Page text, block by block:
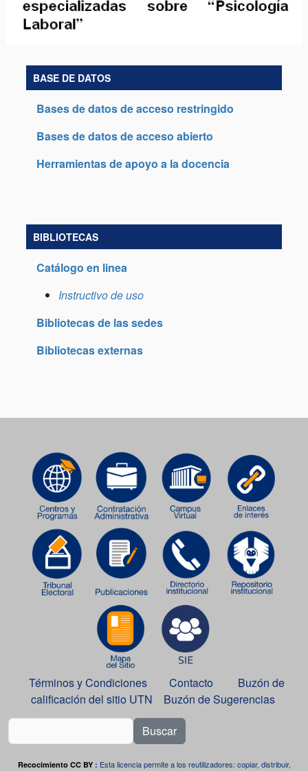
BASE DE DATOS
Bases de datos de acceso restringido
Bases de datos de acceso abierto
Herramientas de apoyo a la docencia
BIBLIOTECAS
Catálogo en linea
Instructivo de uso
Bibliotecas de las sedes
Bibliotecas externas
Términos y Condiciones Contacto
Buzón de
calificación del sitio UTN
Buzón de Sugerencias
Buscar
Recocimiento CC BY : Esta licencia permite a los reutilizadores: copiar, distribuir,